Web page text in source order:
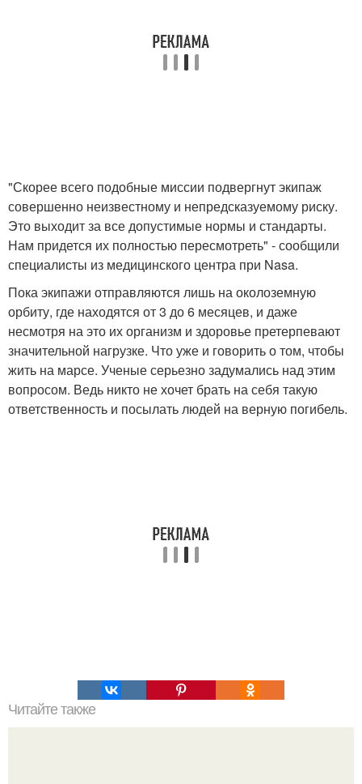
"Скорее всего подобные миссии подвергнут экипаж
совершенно неизвестному и непредсказуемому риску.
Это выходит за все допустимые нормы и стандарты.
Нам придется их полностью пересмотреть" - сообщили
специалисты из медицинского центра при Nasa.
Пока экипажи отправляются лишь на околоземную
орбиту, где находятся от 3 до 6 месяцев, и даже
несмотря на это их организм и здоровье претерпевают
значительной нагрузке. Что уже и говорить о том, чтобы
жить на марсе. Ученые серьезно задумались над этим
вопросом. Ведь никто не хочет брать на себя такую
ответственность и посылать людей на верную погибель.
Читайте также